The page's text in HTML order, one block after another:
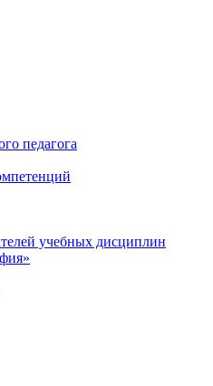
педагога
учебных дисциплин